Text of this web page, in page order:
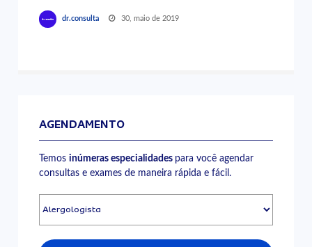
dr.consulta 30, maio de 2019
AGENDAMENTO
Temosinúmeras especialidades para você agendar
consultas e exames de maneira rápida e fácil.